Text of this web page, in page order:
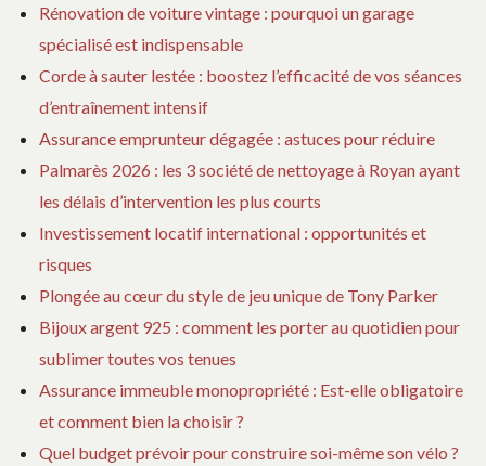
Rénovation de voiture vintage : pourquoi un garage
spécialisé est indispensable
Corde à sauter lestée : boostez l’efficacité de vos séances
d’entraînement intensif
Assurance emprunteur dégagée : astuces pour réduire
Palmarès 2026 : les 3 société de nettoyage à Royan ayant
les délais d’intervention les plus courts
Investissement locatif international : opportunités et
risques
Plongée au cœur du style de jeu unique de Tony Parker
Bijoux argent 925 : comment les porter au quotidien pour
sublimer toutes vos tenues
Assurance immeuble monopropriété : Est-elle obligatoire
et comment bien la choisir ?
Quel budget prévoir pour construire soi-même son vélo ?